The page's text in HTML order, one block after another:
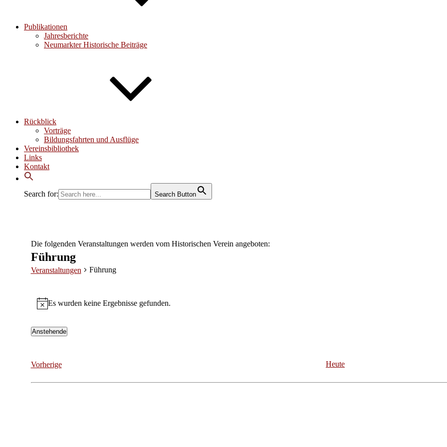
Publikationen
Jahresberichte
Neumarkter Historische Beiträge
Rückblick
Vorträge
Bildungsfahrten und Ausflüge
Vereinsbibliothek
Links
Kontakt
Search for: Search Button
Die folgenden Veranstaltungen werden vom Historischen Verein angeboten:
Führung
Veranstaltungen Führung
Hinweis
Es wurden keine Ergebnisse gefunden.
Anstehende
VorherigeVeranstaltungen Heute